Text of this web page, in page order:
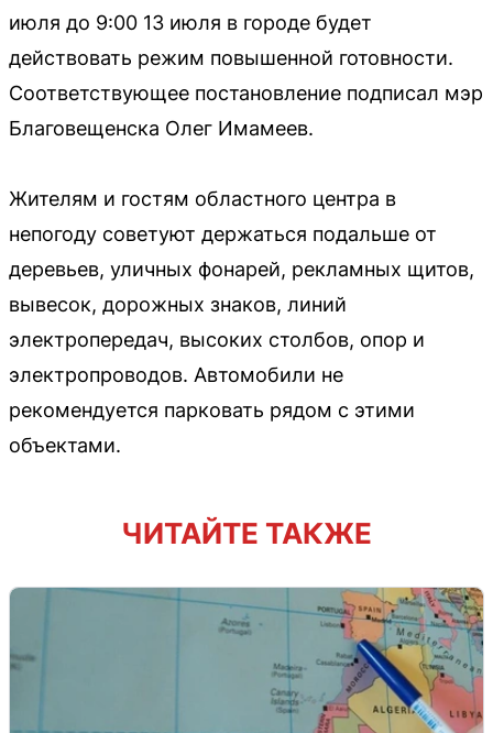
июля до 9:00 13 июля в городе будет
действовать режим повышенной готовности.
Соответствующее постановление подписал мэр
Благовещенска Олег Имамеев.
Жителям и гостям областного центра в
непогоду советуют держаться подальше от
деревьев, уличных фонарей, рекламных щитов,
вывесок, дорожных знаков, линий
электропередач, высоких столбов, опор и
электропроводов. Автомобили не
рекомендуется парковать рядом с этими
объектами.
ЧИТАЙТЕ ТАКЖЕ